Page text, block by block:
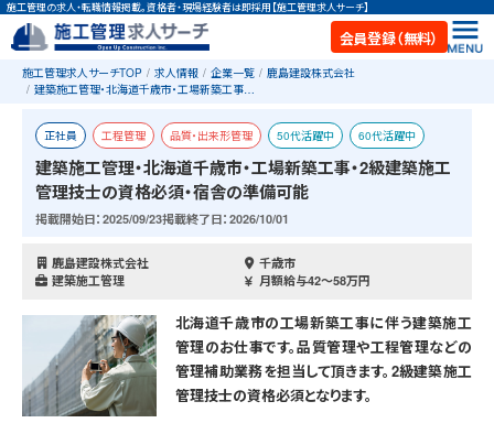
施工管理の求人・転職情報掲載。資格者・現場経験者は即採用【施工管理求人サーチ】
会員登録（無料）
施工管理求人サーチTOP 求人情報 企業一覧
鹿島建設株式会社
建築施工管理・北海道千歳市・工場新築工事…
正社員 工程管理 品質・出来形管理 50代活躍中 60代活躍中
お祝い金あり 工場・倉庫 新築 二級建築施工管理技士
おすすめ求人 宿舎あり
建築施工管理・北海道千歳市・工場新築工事・2級建築施工
管理技士の資格必須・宿舎の準備可能
掲載開始日：2025/09/23掲載終了日：2026/10/01
鹿島建設株式会社
千歳市
建築施工管理
月額給与42〜58万円
北海道千歳市の工場新築工事に伴う建築施工
管理のお仕事です。品質管理や工程管理などの
管理補助業務を担当して頂きます。2級建築施工
管理技士の資格必須となります。